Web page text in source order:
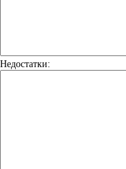
Недостатки: